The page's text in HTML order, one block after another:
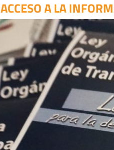
ACCESO A LA